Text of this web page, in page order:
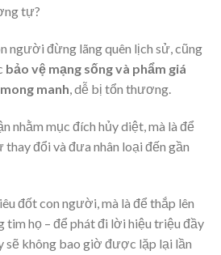
tự?
người đừng lãng quên lịch sử, cũng
bảo vệ mạng sống và phẩm giá
manh , dễ bị tổn thương.
nhằm mục đích hủy diệt, mà là để
thay đổi và đưa nhân loại đến gần
đốt con người, mà là để thắp lên
tim họ – để phát đi lời hiệu triệu đầy
sẽ không bao giờ được lặp lại lần